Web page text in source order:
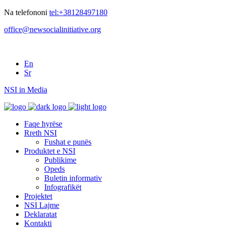
Na telefononi tel:+38128497180
office@newsocialinitiative.org
En
Sr
NSI in Media
Faqe hyrëse
Rreth NSI
Fushat e punës
Produktet e NSI
Publikime
Opeds
Buletin informativ
Infografikët
Projektet
NSI Lajme
Deklaratat
Kontakti